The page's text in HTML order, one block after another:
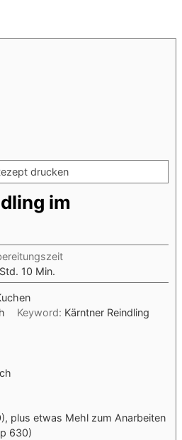
drucken
im
Stunde
Std. 10 Minuten
Min.
Keyword: Kärntner Reindling
plus etwas Mehl zum Anarbeiten
630)